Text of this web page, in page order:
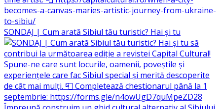
SONDAJ | Cum arată Sibiul tău turistic? Hai și tu